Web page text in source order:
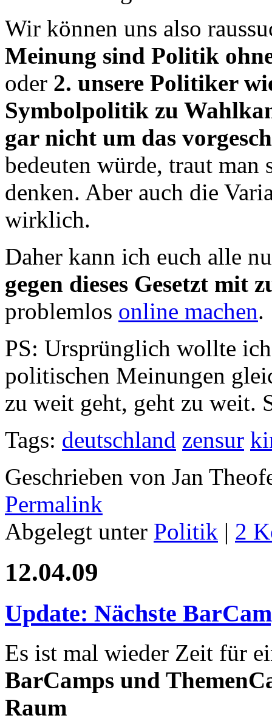
Wir können uns also
Meinung sind Politik
oder 2. unsere Politiker
Symbolpolitik zu
gar nicht um das
bedeuten würde, traut man
denken. Aber auch die
wirklich.
Daher kann ich euch alle
gegen dieses Gesetzt mit
problemlos online machen.
PS: Ursprünglich wollte
politischen Meinungen
zu weit geht, geht zu weit.
Tags: deutschland zensur
Geschrieben von Jan
Permalink
Abgelegt unter Politik | 2
12.04.09
Update: Nächste
Es ist mal wieder Zeit für
BarCamps und
Raum